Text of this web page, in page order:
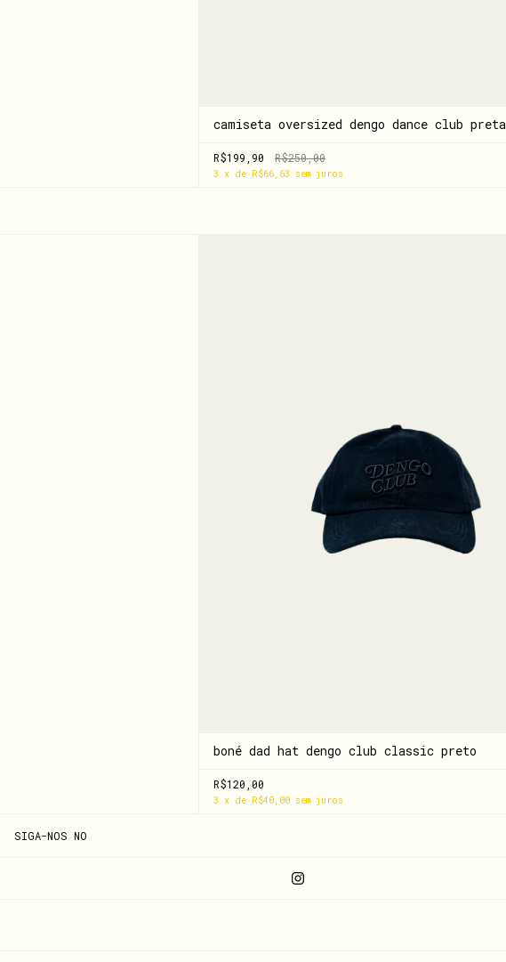
camiseta oversized dengo dance club preta
R$199,90 R$250,00
3 x de R$66,63 sem juros
boné dad hat dengo club classic preto
R$120,00
3 x de R$40,00 sem juros
SIGA-NOS NO